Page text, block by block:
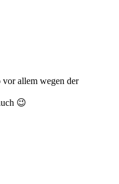
vor allem wegen der
😉